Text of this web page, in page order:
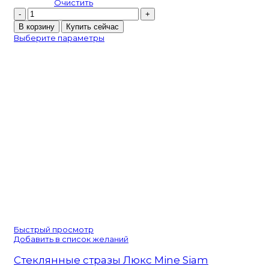
Очистить
Количество
товара
Preciosa
VIVA12
В корзину Купить сейчас
Выберите параметры
Быстрый просмотр
Добавить в список желаний
Стеклянные стразы Люкс Mine Siam